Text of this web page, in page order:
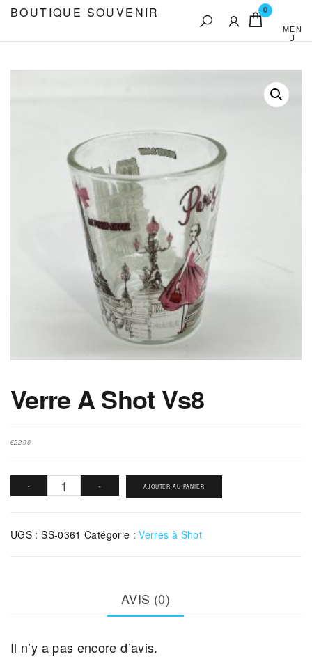
AllerBOUTIQUE SOUVENIR 0
MEN
U
Verre A Shot Vs8
€22.90
-
quantité
A
+ AJOUTER AU PANIER
UGS :SS-0361 Catégorie :Verres à Shot
AVIS (0)
Il n’y a pas encore d’avis.